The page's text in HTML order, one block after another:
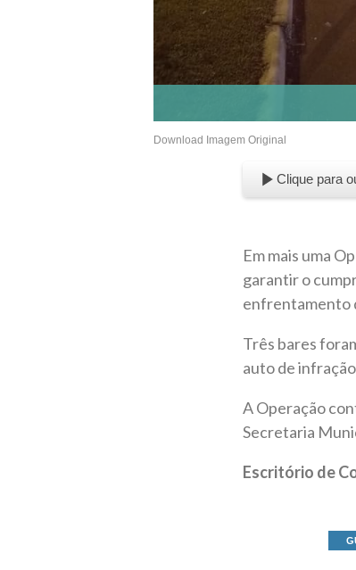
Download Imagem Original
Clique para
Em mais uma
garantir o
enfrentamento
Três bares
auto de
A Operação
Secretaria
Escritório de